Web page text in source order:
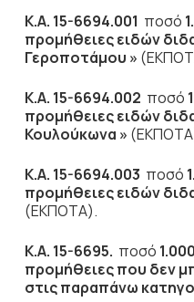
Κ.Α. 15-6694.001 ποσό
προμήθειες ειδών
Γεροποτάμου »
Κ.Α. 15-6694.002 ποσό
προμήθειες ειδών
Κουλούκωνα »
Κ.Α. 15-6694.003 ποσό
προμήθειες ειδών
(ΕΚΠΟΤΑ).
Κ.Α. 15-6695. ποσό
προμήθειες που δεν
στις παραπάνω